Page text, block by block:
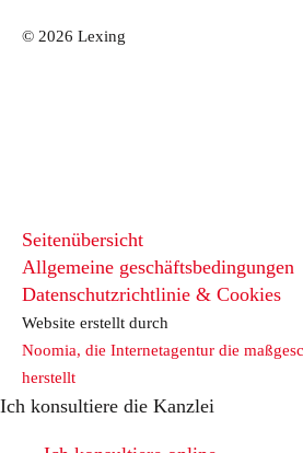
© 2026 Lexing
Seitenübersicht
Allgemeine geschäftsbedingungen
Datenschutzrichtlinie & Cookies
Website erstellt durch
Noomia, die Internetagentur die
herstellt
Ich konsultiere die Kanzlei